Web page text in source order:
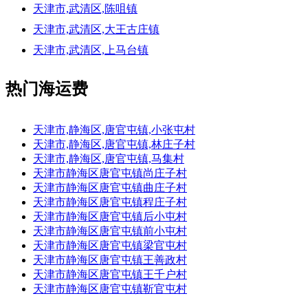
天津市,武清区,陈咀镇
天津市,武清区,大王古庄镇
天津市,武清区,上马台镇
热门海运费
天津市,静海区,唐官屯镇,小张屯村
天津市,静海区,唐官屯镇,林庄子村
天津市,静海区,唐官屯镇,马集村
天津市静海区唐官屯镇尚庄子村
天津市静海区唐官屯镇曲庄子村
天津市静海区唐官屯镇程庄子村
天津市静海区唐官屯镇后小屯村
天津市静海区唐官屯镇前小屯村
天津市静海区唐官屯镇梁官屯村
天津市静海区唐官屯镇王善政村
天津市静海区唐官屯镇王千户村
天津市静海区唐官屯镇靳官屯村